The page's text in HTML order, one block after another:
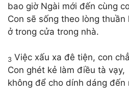
bao giờ Ngài mới đến cùng
Con sẽ sống theo lòng thuần
ở trong cửa trong nhà.
3 Việc xấu xa đê tiện, con
Con ghét kẻ làm điều tà vạy,
không để cho dính dáng đến